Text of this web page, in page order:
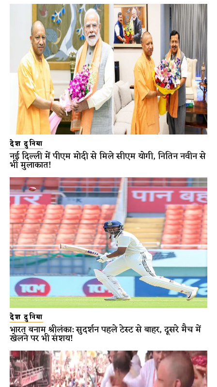
देश दुनिया
नई दिल्ली में पीएम मोदी से मिले सीएम योगी, नितिन नवीन से
भी मुलाकात!
देश दुनिया
भारत बनाम श्रीलंका: सुदर्शन पहले टेस्ट से बाहर, दूसरे मैच में
खेलने पर भी संशय!